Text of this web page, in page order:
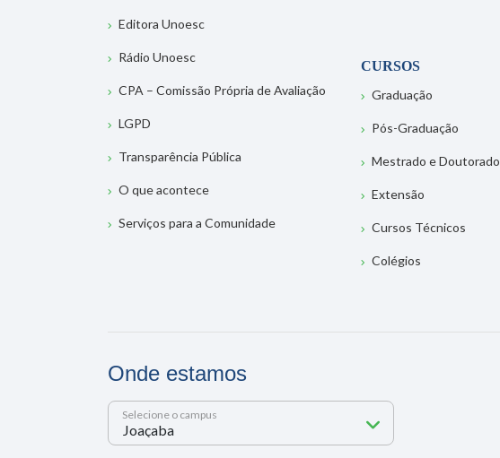
Editora Unoesc
Rádio Unoesc
CPA – Comissão Própria de Avaliação
LGPD
Transparência Pública
O que acontece
Serviços para a Comunidade
CURSOS
Graduação
Pós-Graduação
Mestrado e Doutorado
Extensão
Cursos Técnicos
Colégios
Onde estamos
Selecione o campus